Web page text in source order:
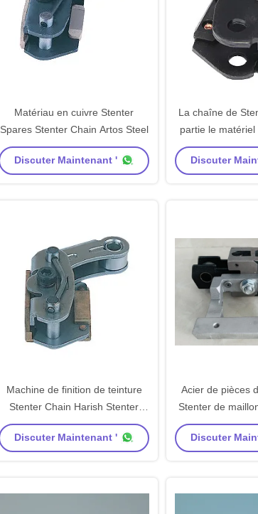
Matériau en cuivre Stenter
Spares Stenter Chain Artos Steel
Discuter Maintenant '
La chaîne de
partie le matériel
pièces de
de
Discuter
Machine de finition de teinture
Stenter Chain Harish Stenter
Parts
Discuter Maintenant '
Acier de pièces
Stenter de
pièce de
Discuter